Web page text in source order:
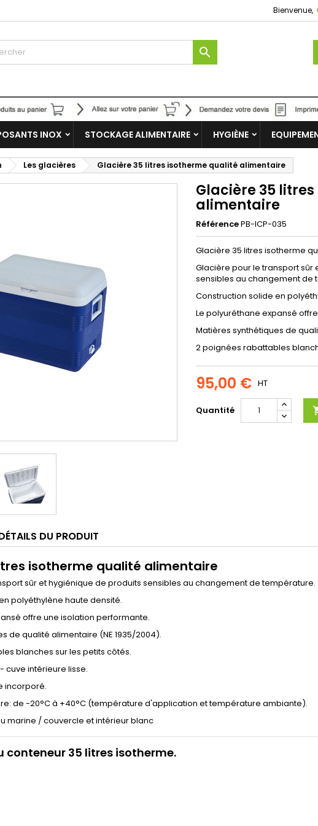
Bienvenue,

INOX STOCKAGE ALIMENTAIRE HYGIÈNE
Les glacières Glacière 35 litres isotherme qualité alimentaire
Glacière 35
alimentaire
RéférencePB-ICP-035
Glacière 35 litres isotherme
Glacière pour le transport sûr
sensibles au changement de
Construction solide en
Le polyuréthane expansé
Matières synthétiques de
2 poignées rabattables
95,00 € HT
Quantité
DU PRODUIT
isotherme qualité alimentaire
sûr et hygiénique de produits sensibles au changement de température.
polyéthylène haute densité.
offre une isolation performante.
de qualité alimentaire (NE 1935/2004).
blanches sur les petits côtés.
cuve intérieure lisse.
incorporé.
de -20°C à +40°C (température d'application et température ambiante).
marine / couvercle et intérieur blanc
conteneur 35 litres isotherme.